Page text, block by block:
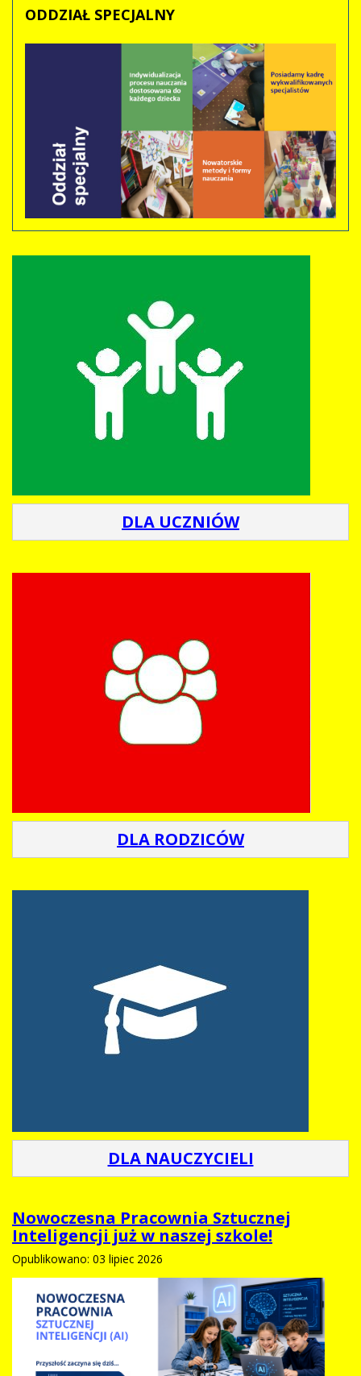
ODDZIAŁ SPECJALNY
DLA UCZNIÓW
DLA RODZICÓW
DLA NAUCZYCIELI
Nowoczesna Pracownia Sztucznej
Inteligencji już w naszej szkole!
Opublikowano: 03 lipiec 2026